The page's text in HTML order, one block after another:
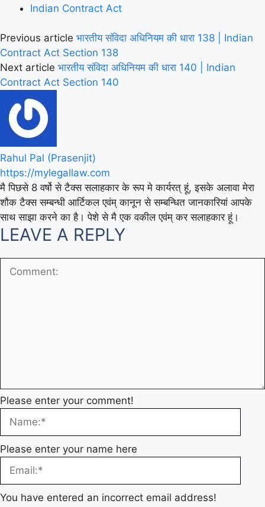
Indian Contract Act
Previous article भारतीय संविदा अधिनियम की धारा 138 | Indian
Contract Act Section 138
Next article भारतीय संविदा अधिनियम की धारा 140 | Indian
Contract Act Section 140
Rahul Pal (Prasenjit)
https://mylegallaw.com
मै पिछसे 8 वर्षो से टैक्स सलाहकार के रूप मे कार्यरत् हूं, इसके अलावा मेरा
शौक टैक्स सम्बन्धी आर्टिकल एवंम् कानून से सम्बन्धित जानकारियां आपके
साथ साझा करने का है। पेशे से मै एक वकील एवंम् कर सलाहकार हूं।
LEAVE A REPLY
Please enter your comment!
Please enter your name here
You have entered an incorrect email address!